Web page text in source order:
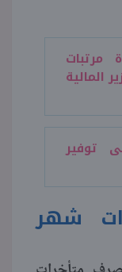
مرتبات
وزير المالية
توفير
شهر